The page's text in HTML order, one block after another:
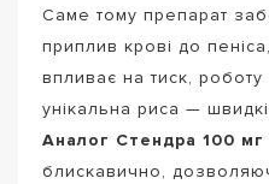
Саме тому препарат
приплив крові до
впливає на тиск,
унікальна риса —
Аналог Стендра 100 мг
блискавично,